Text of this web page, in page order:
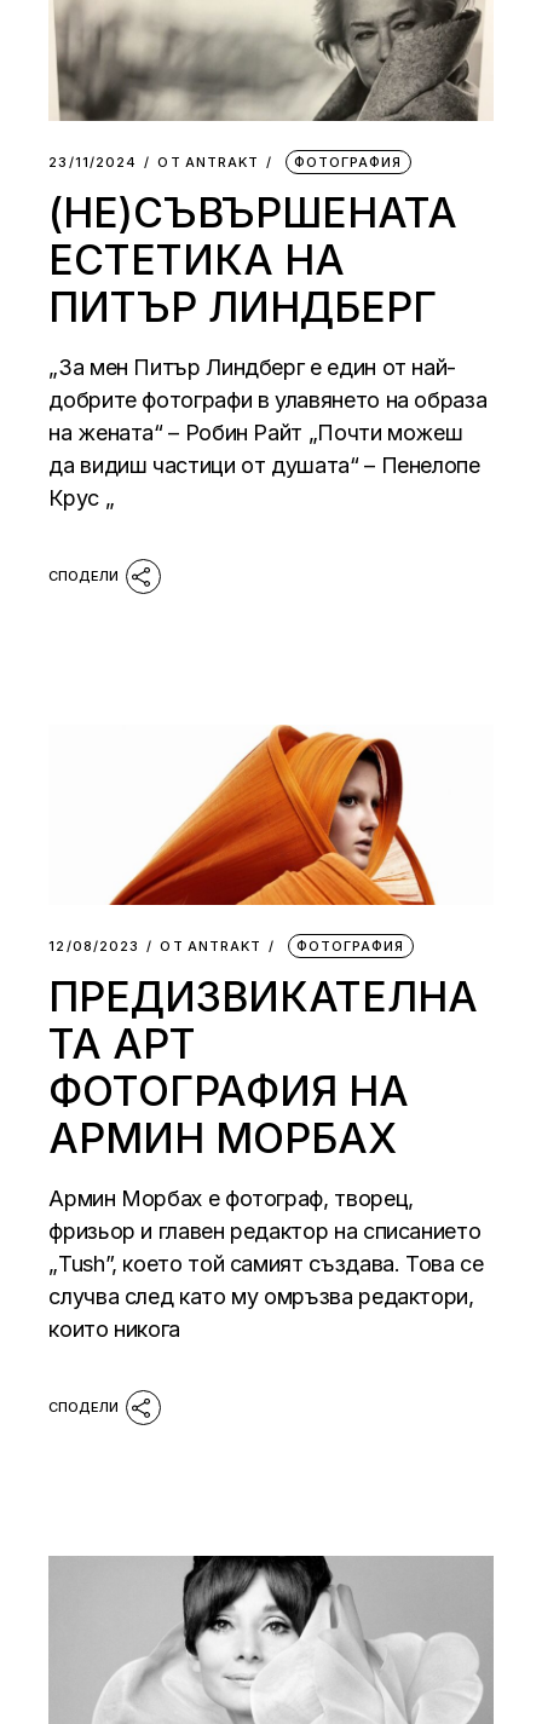
23/11/2024 ОТ АNTRAKT ФОТОГРАФИЯ
(НЕ)СЪВЪРШЕНАТА
ЕСТЕТИКА НА
ПИТЪР ЛИНДБЕРГ
„За мен Питър Линдберг е един от най-
добрите фотографи в улавянето на образа
на жената“ – Робин Райт „Почти можеш
да видиш частици от душата“ – Пенелопе
Крус „
12/08/2023 ОТ АNTRAKT ФОТОГРАФИЯ
ПРЕДИЗВИКАТЕЛНА
ТА АРТ
ФОТОГРАФИЯ НА
АРМИН МОРБАХ
Армин Морбах е фотограф, творец,
фризьор и главен редактор на списанието
„Tush”, което той самият създава. Това се
случва след като му омръзва редактори,
които никога